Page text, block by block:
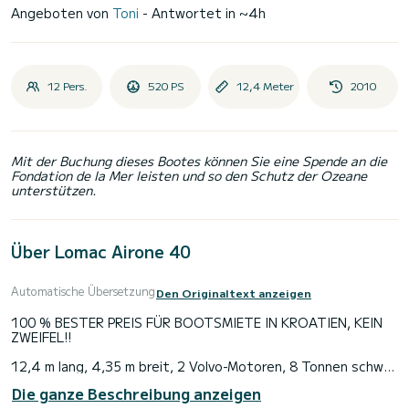
Angeboten von Toni - Antwortet in ~4h
12 Pers. 520 PS 12,4 Meter 2010
Mit der Buchung dieses Bootes können Sie eine Spende an die
Fondation de la Mer leisten und so den Schutz der Ozeane
unterstützen.
Über Lomac Airone 40
Automatische ÜbersetzungDen Originaltext anzeigen
100 % BESTER PREIS FÜR BOOTSMIETE IN KROATIEN, KEIN
ZWEIFEL!!
12,4 m lang, 4,35 m breit, 2 Volvo-Motoren, 8 Tonnen schwer
Alle Preise mit Rabatt, bis zu 60 %.
Die ganze Beschreibung anzeigen